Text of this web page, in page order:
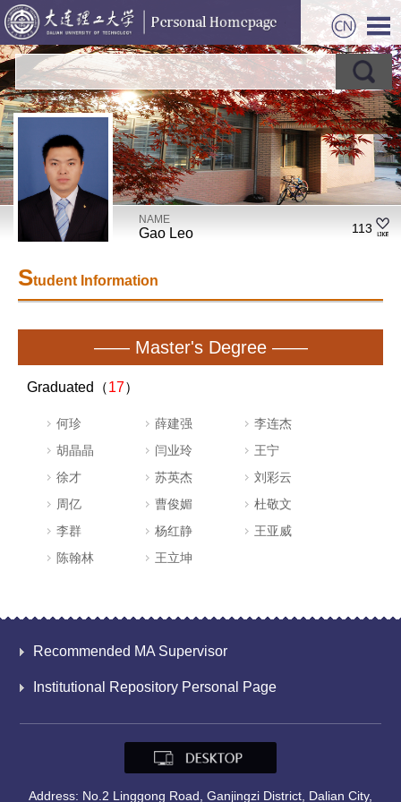
NAME
Gao Leo 113
Student Information
—— Master's Degree ——
Graduated（17）
何珍 薛建强
李连杰
胡晶晶
闫业玲
王宁
徐才
苏英杰
刘彩云
周亿
曹俊媚
杜敬文
李群
杨红静
王亚威
陈翰林
王立坤
Recommended MA Supervisor
Institutional Repository Personal Page
Address: No.2 Linggong Road, Ganjingzi District, Dalian City,